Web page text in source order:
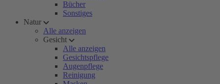
Bücher
Sonstiges
Natur
Alle anzeigen
Gesicht
Alle anzeigen
Gesichtspflege
Augenpflege
Reinigung